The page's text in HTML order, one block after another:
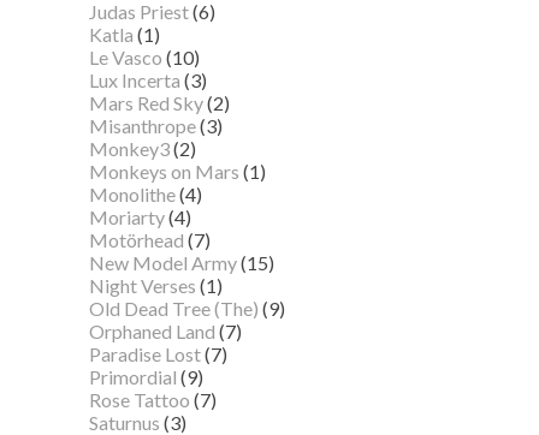
Judas Priest(6)
Katla (1)
Le Vasco (10)
Lux Incerta (3)
Mars Red Sky(2)
Misanthrope(3)
Monkey3(2)
Monkeys on Mars (1)
Monolithe(4)
Moriarty(4)
Motörhead (7)
New Model Army(15)
Night Verses (1)
Old Dead Tree (The) (9)
Orphaned Land (7)
Paradise Lost(7)
Primordial (9)
Rose Tattoo (7)
Saturnus (3)